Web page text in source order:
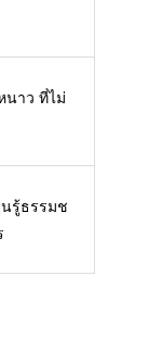
นาว ที่ไม่
นรู้ธรรมช